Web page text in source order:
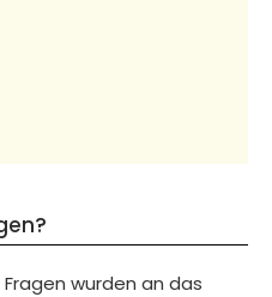
wurden an das